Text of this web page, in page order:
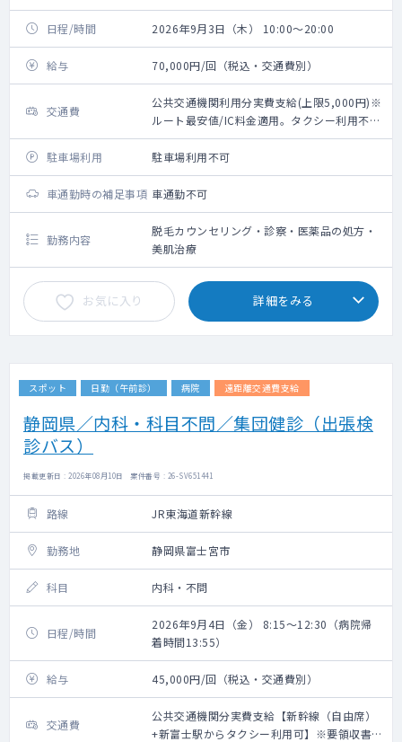
日程/時間 2026年9月3日（木） 10:00～20:00
給与 70,000円/回（税込・交通費別）
交通費
公共交通機関利用分実費支給(上限5,000円)※
ルート最安値/IC料金適用。タクシー利用不
可。
駐車場利用
駐車場利用不可
車通勤時の補足事項 車通勤不可
勤務内容
脱毛カウンセリング・診察・医薬品の処方・
美肌治療
お気に入り 詳細をみる
スポット 日勤（午前診） 病院 遠距離交通費支給
静岡県／内科・科目不問／集団健診（出張検
診バス）
掲載更新日 : 2026年08月10日 案件番号 : 26-SV651441
路線 JR東海道新幹線
勤務地 静岡県富士宮市
科目 内科・不問
日程/時間
2026年9月4日（金） 8:15～12:30（病院帰
着時間13:55）
給与 45,000円/回（税込・交通費別）
交通費
公共交通機関分実費支給【新幹線（自由席）
+新富士駅からタクシー利用可】※要領収書・